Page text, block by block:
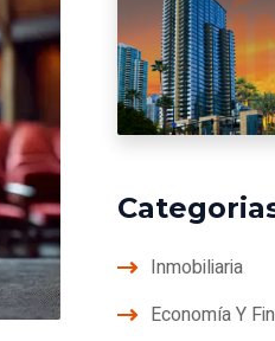
Inmobiliaria
Economía Y